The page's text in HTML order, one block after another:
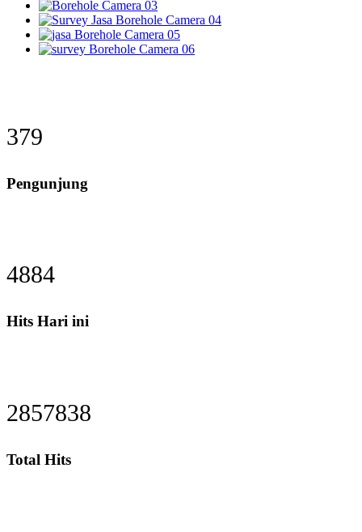
379
Pengunjung
4884
Hits Hari ini
2857838
Total Hits